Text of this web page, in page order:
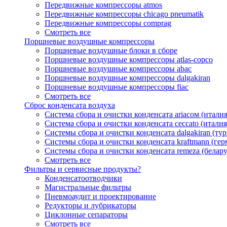
Передвижные компрессоры atmos
Передвижные компрессоры chicago pneumatik
Передвижные компрессоры comprag
Смотреть все
Поршневые воздушные компрессоры
Поршневые воздушные блоки в сборе
Поршневые воздушные компрессоры atlas-copco
Поршневые воздушные компрессоры abac
Поршневые воздушные компрессоры dalgakiran
Поршневые воздушные компрессоры fiac
Смотреть все
Сброс конденсата воздуха
Система сбора и очистки конденсата ariacом
Система сбора и очистки конденсата ceccato
Системы сбора и очистки конденсата dalgakiran
Системы сбора и очистки конденсата kraftmann
Системы сбора и очистки конденсата remeza
Смотреть все
Фильтры и сервисные продукты?
Конденсатоотводчики
Магистральные фильтры
Пневмоаудит и проектирование
Редукторы и лубрикаторы
Циклонные сепараторы
Смотреть все